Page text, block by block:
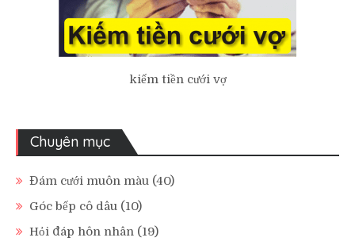
kiếm tiền cưới vợ
Chuyên mục
Đám cưới muôn màu (40)
Góc bếp cô dâu (10)
Hỏi đáp hôn nhân (19)